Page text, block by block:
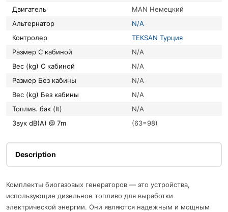
Двигатель
MAN Немецкий
Альтернатор
N/A
Контролер
TEKSAN Турция
Размер С кабиной
N/A
Вес (kg) С кабиной
N/A
Размер Без кабины
N/A
Вес (kg) Без кабины
N/A
Топлив. бак (lt)
N/A
Звук dB(A) @ 7m
(63=98)
Description
Комплекты биогазовых генераторов — это устройства,
использующие дизельное топливо для выработки
электрической энергии. Они являются надежным и мощным